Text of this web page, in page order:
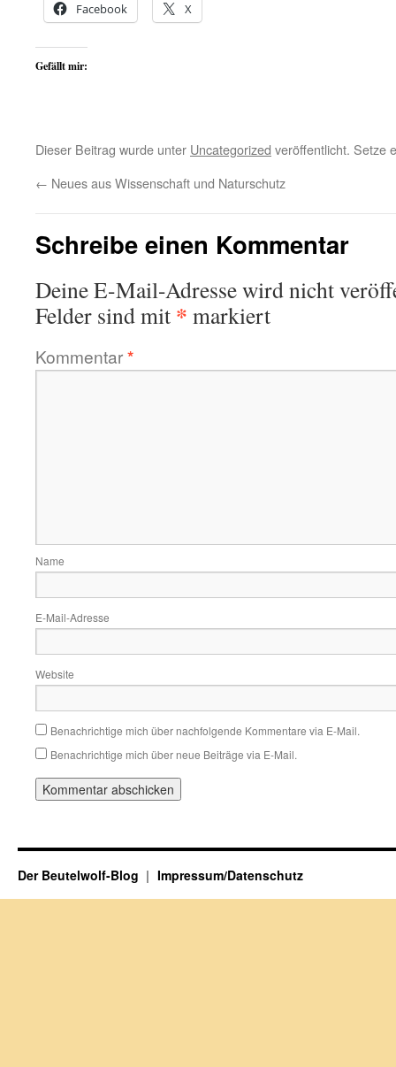
Facebook X
Gefällt mir:
Dieser Beitrag wurde unter Uncategorized veröffentlicht. Setze
← Neues aus Wissenschaft und Naturschutz
Schreibe einen Kommentar
Deine E-Mail-Adresse wird nicht
Felder sind mit * markiert
Kommentar*
Name
E-Mail-Adresse
Website
Benachrichtige mich über nachfolgende Kommentare via E-Mail.
Benachrichtige mich über neue Beiträge via E-Mail.
Der Beutelwolf-Blog Impressum/Datenschutz